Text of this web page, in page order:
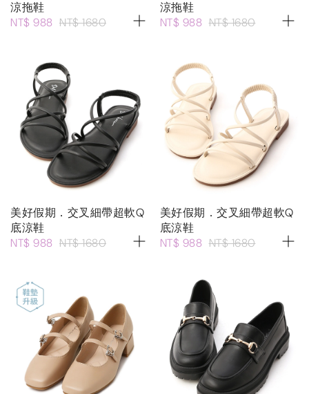
涼拖鞋
NT$ 988 NT$ 1680
涼拖鞋
NT$ 988 NT$ 1680
美好假期．交叉細帶超軟Q
底涼鞋
NT$ 988 NT$ 1680
美好假期．交叉細帶超軟Q
底涼鞋
NT$ 988 NT$ 1680